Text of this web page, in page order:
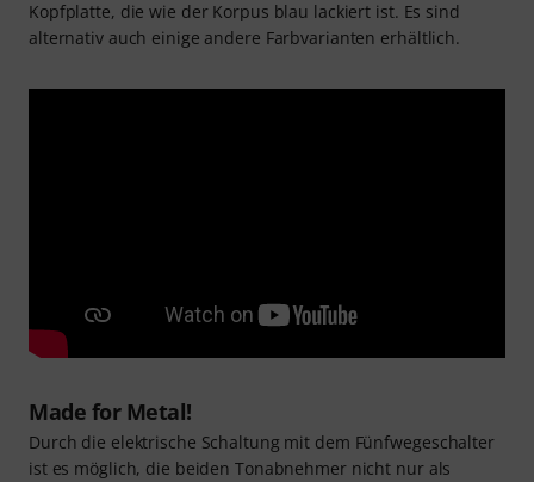
Kopfplatte, die wie der Korpus blau lackiert ist. Es sind
alternativ auch einige andere Farbvarianten erhältlich.
Made for Metal!
Durch die elektrische Schaltung mit dem Fünfwegeschalter
ist es möglich, die beiden Tonabnehmer nicht nur als